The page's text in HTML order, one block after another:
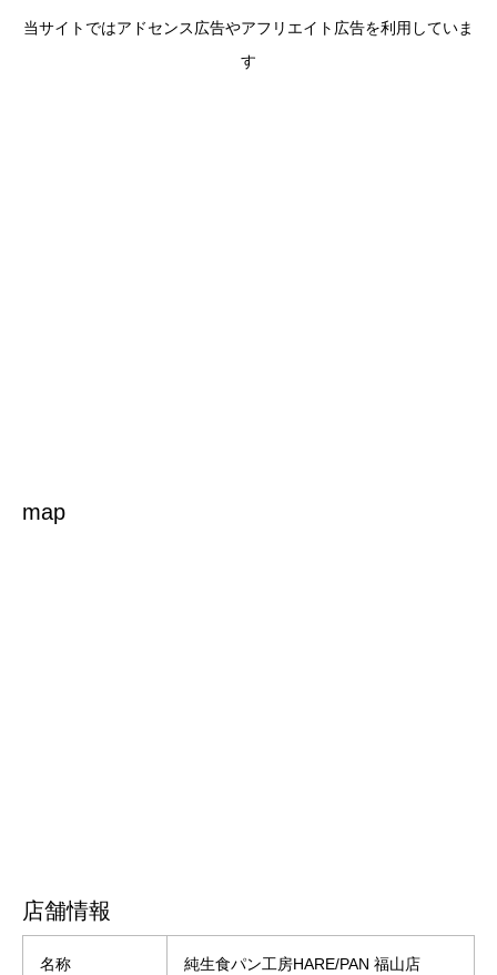
当サイトではアドセンス広告やアフリエイト広告を利用していま
す
map
店舗情報
名称 純生食パン工房HARE/PAN 福山店